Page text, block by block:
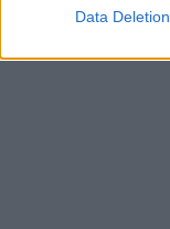
Data Deletion